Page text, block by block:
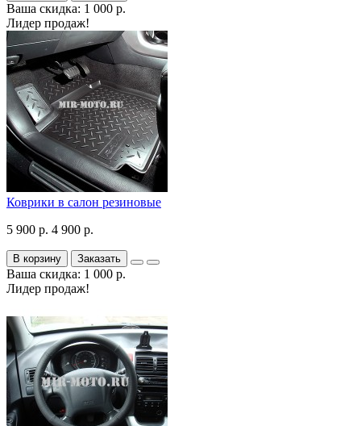
Ваша скидка: 1 000 р.
Лидер продаж!
Коврики в салон резиновые
5 900 р. 4 900 р.
В корзину Заказать
Ваша скидка: 1 000 р.
Лидер продаж!